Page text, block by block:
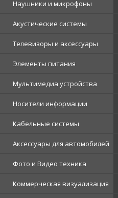
Наушники и микрофоны
Акустические системы
Телевизоры и аксессуары
Элементы питания
Мультимедиа устройства
Носители информации
Кабельные системы
Аксессуары для автомобилей
Фото и Видео техника
Коммерческая визуализация